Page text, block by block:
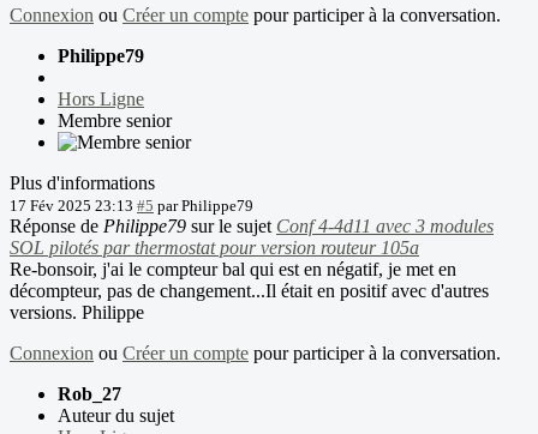
Connexion ou Créer un compte pour participer à la conversation.
Philippe79
Hors Ligne
Membre senior
Plus d'informations
17 Fév 2025 23:13 #5 parPhilippe79
Réponse de Philippe79 sur le sujet Conf 4-4d11 avec 3 modules
SOL pilotés par thermostat pour version routeur 105a
Re-bonsoir, j'ai le compteur bal qui est en négatif, je met en
décompteur, pas de changement...Il était en positif avec d'autres
versions. Philippe
Connexion ou Créer un compte pour participer à la conversation.
Rob_27
Auteur du sujet